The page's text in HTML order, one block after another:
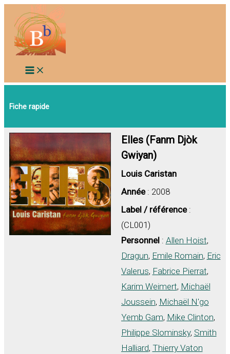
contenu
Fiche rapide
Elles (Fanm Djòk
Gwiyan)
Louis Caristan
Année: 2008
Label / référence:
(CL001)
Personnel : Allen Hoist,
Dragun, Emile Romain, Eric
Valerus, Fabrice Pierrat,
Karim Weimert, Michaël
Joussein, Michaël N'go
Yemb Gam, Mike Clinton,
Philippe Slominsky, Smith
Halliard, Thierry Vaton